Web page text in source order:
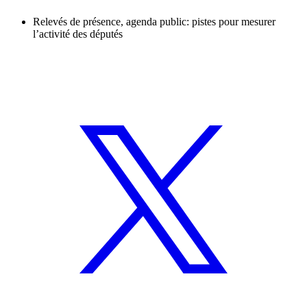
Relevés de présence, agenda public: pistes pour mesurer
l’activité des députés